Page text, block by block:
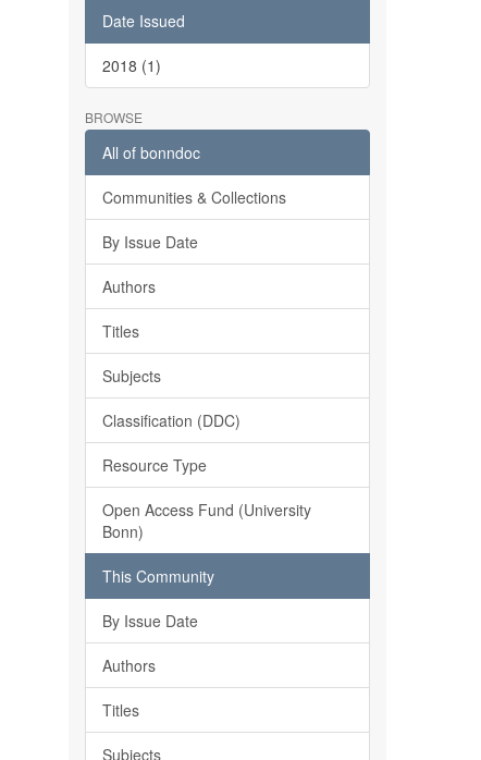
Date Issued
2018 (1)
BROWSE
All of bonndoc
Communities & Collections
By Issue Date
Authors
Titles
Subjects
Classification (DDC)
Resource Type
Open Access Fund (University
Bonn)
This Community
By Issue Date
Authors
Titles
Subjects